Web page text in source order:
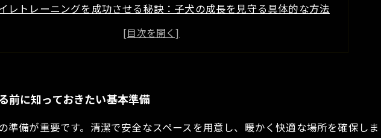
レトレーニングを成功させる秘訣：子犬の成長を見守る具体的な方法
会性を育むために大切なこと：マルチーズ子犬のしつけと遊び方ガイド
ーダーが教える！マルチーズ子犬飼育で陥りやすい失敗とその対策
前に知っておきたい基本準備
準備が重要です。清潔で安全なスペースを用意し、暖かく快適な場所を確保し